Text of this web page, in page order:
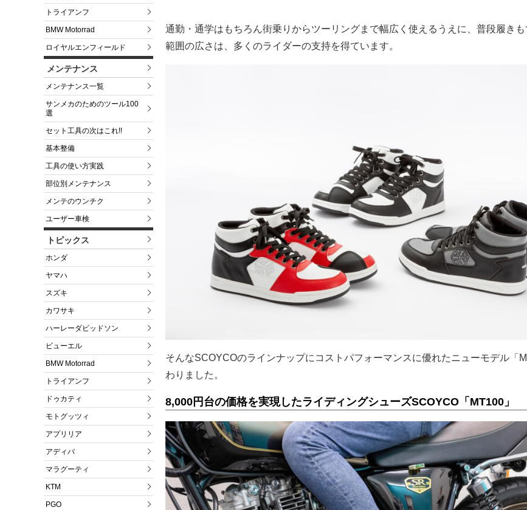
トライアンフ
BMW Motorrad
ロイヤルエンフィールド
メンテナンス
メンテナンス一覧
サンメカのためのツール100
選
セット工具の次はこれ!!
基本整備
工具の使い方実践
部位別メンテナンス
メンテのウンチク
ユーザー車検
トピックス
ホンダ
ヤマハ
スズキ
カワサキ
ハーレーダビッドソン
ビューエル
BMW Motorrad
トライアンフ
ドゥカティ
モトグッツィ
アプリリア
アディバ
マラグーティ
KTM
PGO
通勤・通学はもちろん街乗りからツーリングまで幅広く使えるうえに、普段履き
範囲の広さは、多くのライダーの支持を得ています。
そんなSCOYCOのラインナップにコストパフォーマンスに優れたニューモデル「
わりました。
8,000円台の価格を実現したライディングシューズSCOYCO「MT100」